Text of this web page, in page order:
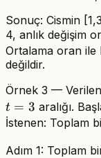
Sonuç: Cismin
4, anlık değişim
Ortalama oran ile
değildir.
Örnek 3 — Verilen:
t = 3 aralığı.
İstenen: Toplam
Adım 1: Toplam